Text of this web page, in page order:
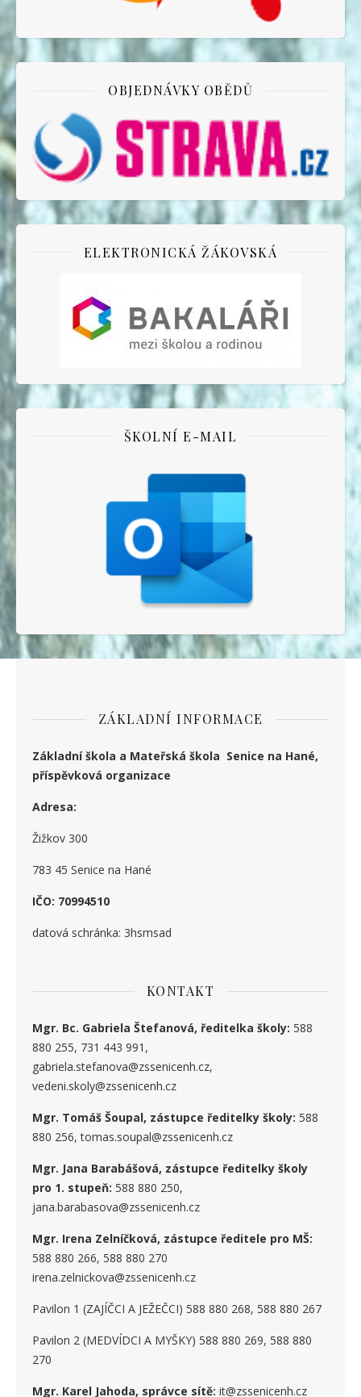
OBJEDNÁVKY OBĚDŮ
ELEKTRONICKÁ ŽÁKOVSKÁ
ŠKOLNÍ E-MAIL
ZÁKLADNÍ INFORMACE
Základní škola a Mateřská škola Senice na Hané,
příspěvková organizace
Adresa:
Žižkov 300
783 45 Senice na Hané
IČO: 70994510
datová schránka: 3hsmsad
KONTAKT
Mgr. Bc. Gabriela Štefanová, ředitelka školy: 588
880 255, 731 443 991,
gabriela.stefanova@zssenicenh.cz,
vedeni.skoly@zssenicenh.cz
Mgr. Tomáš Šoupal, zástupce ředitelky školy: 588
880 256, tomas.soupal@zssenicenh.cz
Mgr. Jana Barabášová, zástupce ředitelky školy
pro 1. stupeň: 588 880 250,
jana.barabasova@zssenicenh.cz
Mgr. Irena Zelníčková, zástupce ředitele pro MŠ:
588 880 266, 588 880 270
irena.zelnickova@zssenicenh.cz
Pavilon 1 (ZAJÍČCI A JEŽEČCI) 588 880 268, 588 880 267
Pavilon 2 (MEDVÍDCI A MYŠKY) 588 880 269, 588 880
270
Mgr. Karel Jahoda, správce sítě: it@zssenicenh.cz